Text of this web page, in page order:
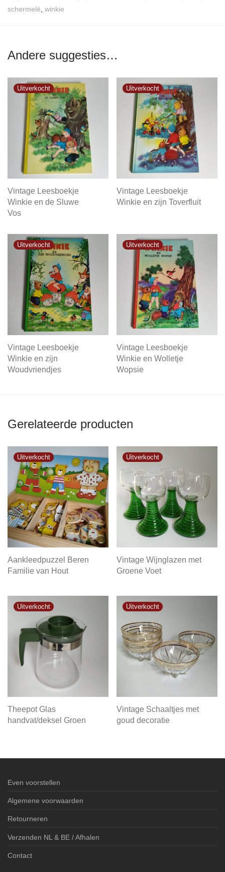
schermelé winkie
Andere suggesties…
Vintage Leesboekje
Winkie en de Sluwe
Vos
Vintage Leesboekje
Winkie en zijn Toverfluit
Vintage Leesboekje
Winkie en zijn
Woudvriendjes
Vintage Leesboekje
Winkie en Wolletje
Wopsie
Gerelateerde producten
Aankleedpuzzel Beren
Familie van Hout
Vintage Wijnglazen met
Groene Voet
Theepot Glas
handvat/deksel Groen
Vintage Schaaltjes met
goud decoratie
Even voorstellen
Algemene voorwaarden
Retourneren
Verzenden NL & BE / Afhalen
Contact